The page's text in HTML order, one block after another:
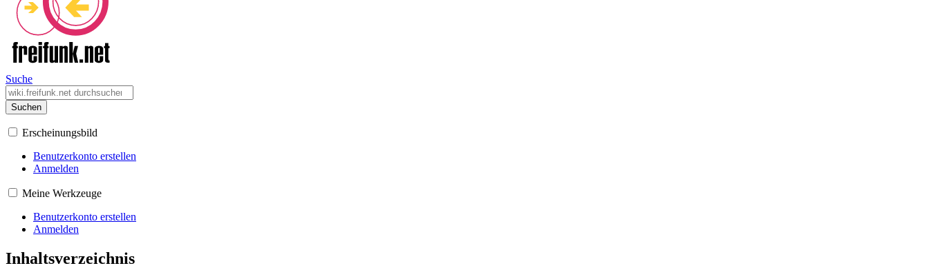
Suche
Suchen
Erscheinungsbild
Benutzerkonto erstellen
Anmelden
Meine Werkzeuge
Benutzerkonto erstellen
Anmelden
Inhaltsverzeichnis